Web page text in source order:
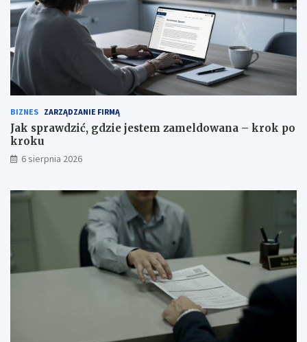
BIZNES ZARZĄDZANIE FIRMĄ
Jak sprawdzić, gdzie jestem zameldowana – krok po
kroku
6 sierpnia 2026